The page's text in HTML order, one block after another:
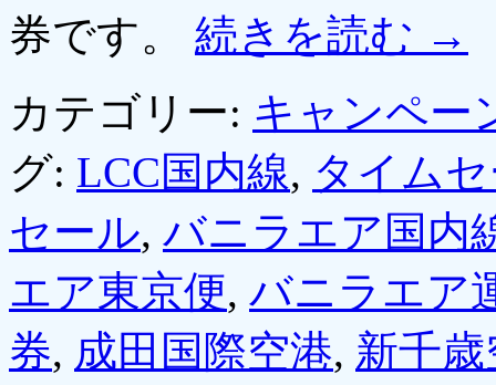
券です。 続きを読む →
カテゴリー: キャンペー
グ: LCC国内線, タイム
セール, バニラエア国内
エア東京便, バニラエア
券, 成田国際空港, 新千